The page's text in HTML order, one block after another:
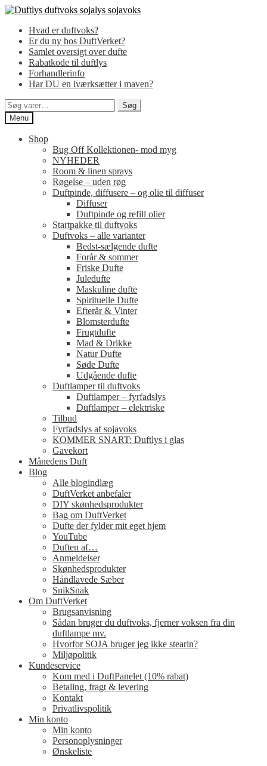
Spring
navigation
Spring
indholdHvad er duftvoks?
Er du ny hos DuftVerket?
Samlet oversigt over dufte
Rabatkode til duftlys
Forhandlerinfo
Har DU en iværksætter i maven?
Søg
efter:
Søg
Menu
Shop
Bug Off Kollektionen- mod myg
NYHEDER
Room & linen sprays
Røgelse – uden røg
Duftpinde, diffusere – og olie til diffuser
Diffuser
Duftpinde og refill olier
Startpakke til duftvoks
Duftvoks – alle varianter
Bedst-sælgende dufte
Forår & sommer
Friske Dufte
Juledufte
Maskuline dufte
Spirituelle Dufte
Efterår & Vinter
Blomsterdufte
Frugtdufte
Mad & Drikke
Natur Dufte
Søde Dufte
Udgående dufte
Duftlamper til duftvoks
Duftlamper – fyrfadslys
Duftlamper – elektriske
Tilbud
Fyrfadslys af sojavoks
KOMMER SNART: Duftlys i glas
Gavekort
Månedens Duft
Blog
Alle blogindlæg
DuftVerket anbefaler
DIY skønhedsprodukter
Bag om DuftVerket
Dufte der fylder mit eget hjem
YouTube
Duften af…
Anmeldelser
Skønhedsprodukter
Håndlavede Sæber
SnikSnak
Om DuftVerket
Brugsanvisning
Sådan bruger du duftvoks, fjerner voksen fra din
duftlampe mv.
Hvorfor SOJA bruger jeg ikke stearin?
Miljøpolitik
Kundeservice
Kom med i DuftPanelet (10% rabat)
Betaling, fragt & levering
Kontakt
Privatlivspolitik
Min konto
Min konto
Personoplysninger
Ønskeliste